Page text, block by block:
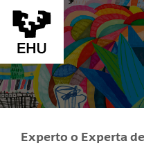
Saltar al contenido principal
Experto o Experta